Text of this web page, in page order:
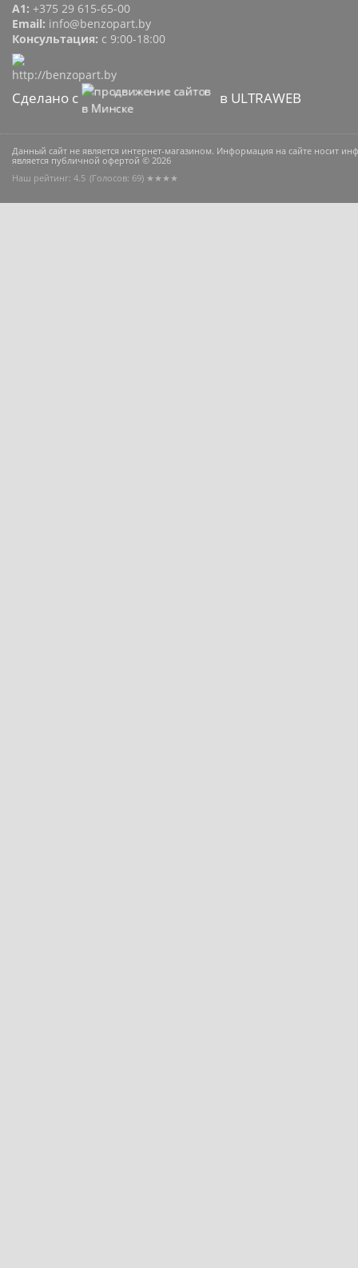
A1: +375 29 615-65-00
Email: info@benzopart.by
Консультация: с 9:00-18:00
Сделано с в ULTRAWEB
Данный сайт не является интернет-магазином. Информация на сайте носит
является публичной офертой © 2026
Наш рейтинг: 4.5 (Голосов: 69) ★★★★